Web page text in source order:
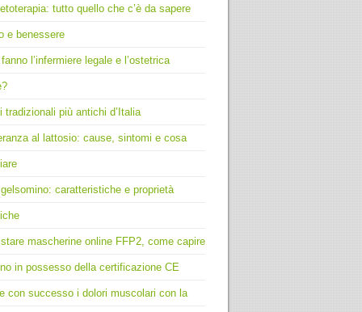
tutto quello che c’è da sapere
e benessere
l’infermiere legale e l’ostetrica
tradizionali più antichi d’Italia
al lattosio: cause, sintomi e cosa
caratteristiche e proprietà
mascherine online FFP2, come capire
in possesso della certificazione CE
con successo i dolori muscolari con la